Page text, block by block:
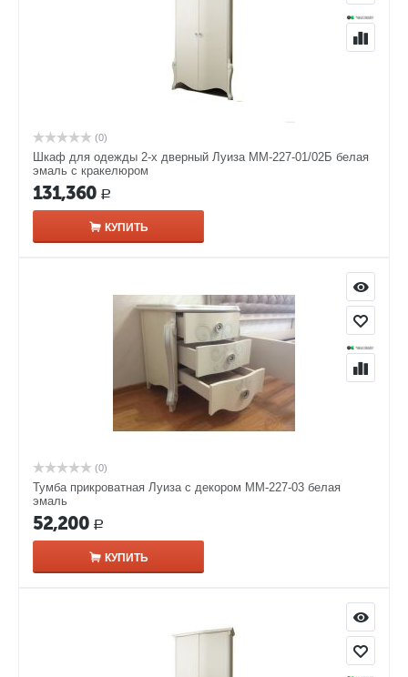
(0)
Шкаф для одежды 2-х дверный Луиза ММ-227-01/02Б белая
эмаль с кракелюром
131,360 Р
КУПИТЬ
(0)
Тумба прикроватная Луиза с декором ММ-227-03 белая
эмаль
52,200 Р
КУПИТЬ